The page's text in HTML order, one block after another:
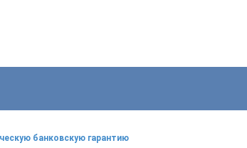
банковскую гарантию